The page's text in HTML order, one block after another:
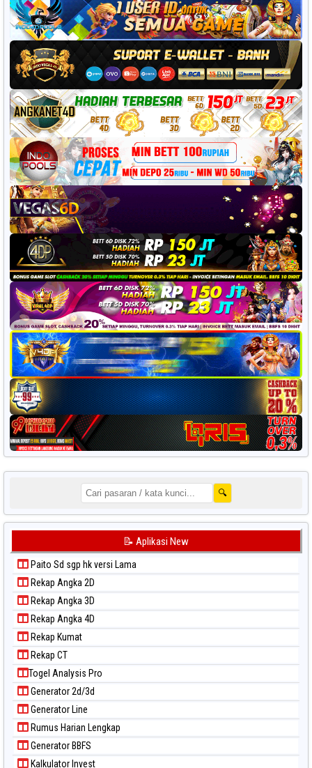
🔍
📝 Aplikasi New
Paito Sd sgp hk versi Lama
Rekap Angka 2D
Rekap Angka 3D
Rekap Angka 4D
Rekap Kumat
Rekap CT
Togel Analysis Pro
Generator 2d/3d
Generator Line
Rumus Harian Lengkap
Generator BBFS
Kalkulator Invest